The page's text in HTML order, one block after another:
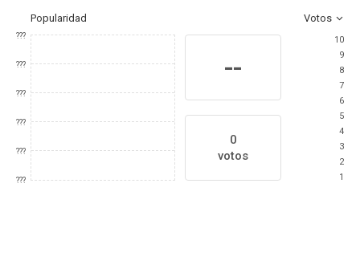
Popularidad Votos
???
???
???
???
???
???
--
0
votos
10
9
8
7
6
5
4
3
2
1